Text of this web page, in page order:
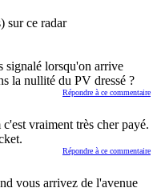
sur ce radar
signalé lorsqu'on arrive
la nullité du PV dressé ?
Répondre à ce commentaire
vraiment très cher payé.
Répondre à ce commentaire
vous arrivez de l'avenue